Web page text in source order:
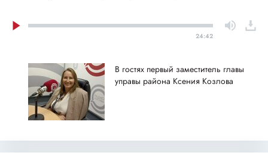
24:42
В гостях первый заместитель главы
управы района Ксения Козлова